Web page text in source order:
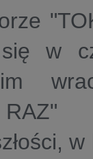
w